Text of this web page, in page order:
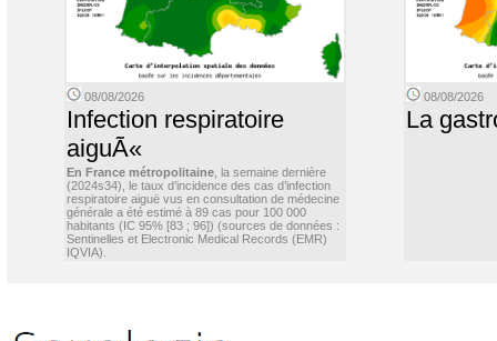
08/08/2026
Infection respiratoire
aiguÃ«
En France métropolitaine , la semaine dernière
(2024s34), le taux d’incidence des cas d’infection
respiratoire aiguë vus en consultation de médecine
générale a été estimé à 89 cas pour 100 000
habitants (IC 95% [83 ; 96]) (sources de données :
Sentinelles et Electronic Medical Records (EMR)
IQVIA).
08/08/2026
La